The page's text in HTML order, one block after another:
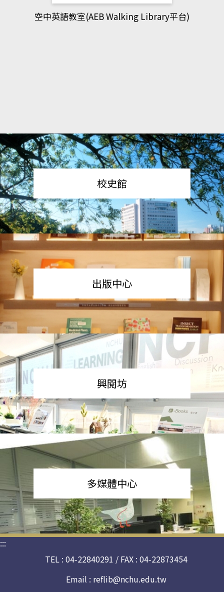
Walking Library平台) 網管人
校史館
出版中心
興閱坊
多媒體中心
:::
TEL : 04-22840291 / FAX : 04-22873454
Email : reflib@nchu.edu.tw